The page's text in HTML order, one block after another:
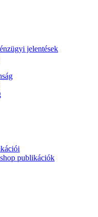
jelentések
publikációk